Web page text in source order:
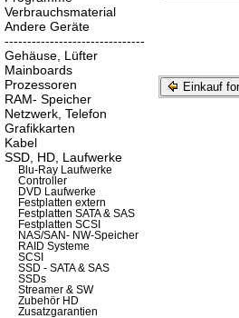
Einkauf
Verbrauchsmaterial
Andere Geräte
-------------------------------
Gehäuse, Lüfter
Mainboards
Prozessoren
RAM- Speicher
Netzwerk, Telefon
Grafikkarten
Kabel
SSD, HD, Laufwerke
Blu-Ray Laufwerke
Controller
DVD Laufwerke
Festplatten extern
Festplatten SATA & SAS
Festplatten SCSI
NAS/SAN- NW-Speicher
RAID Systeme
SCSI
SSD - SATA & SAS
SSDs
Streamer & SW
Zubehör HD
Zusatzgarantien